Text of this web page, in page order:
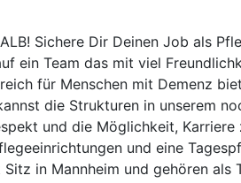
Sichere Dir Deinen Job als
ein Team das mit viel
für Menschen mit Demenz
die Strukturen in unserem
und die Möglichkeit,
und eine
in Mannheim und gehören als